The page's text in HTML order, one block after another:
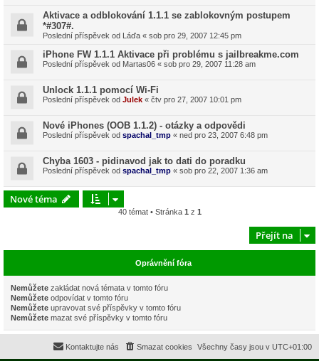
Aktivace a odblokování 1.1.1 se zablokovným postupem
*#307#.
Poslední příspěvek od Láďa « sob pro 29, 2007 12:45 pm
iPhone FW 1.1.1 Aktivace při problému s jailbreakme.com
Poslední příspěvek od Martas06 « sob pro 29, 2007 11:28 am
Unlock 1.1.1 pomocí Wi-Fi
Poslední příspěvek od Julek « čtv pro 27, 2007 10:01 pm
Nové iPhones (OOB 1.1.2) - otázky a odpovědi
Poslední příspěvek od spachal_tmp « ned pro 23, 2007 6:48 pm
Chyba 1603 - pidinavod jak to dati do poradku
Poslední příspěvek od spachal_tmp « sob pro 22, 2007 1:36 am
Nové téma
40 témat • Stránka 1 z 1
Přejít na
Oprávnění fóra
Nemůžete zakládat nová témata v tomto fóru
Nemůžete odpovídat v tomto fóru
Nemůžete upravovat své příspěvky v tomto fóru
Nemůžete mazat své příspěvky v tomto fóru
Všechny časy jsou v UTC+01:00
Smazat cookies
Kontaktujte nás